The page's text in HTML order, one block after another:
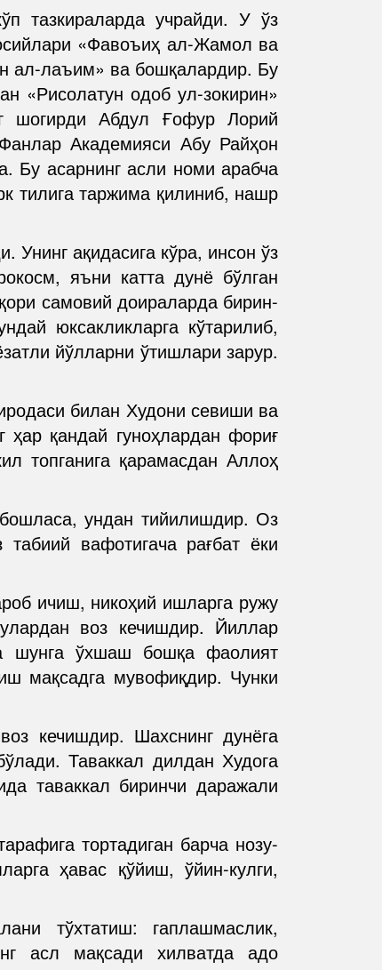
тазкираларда учрайди. У ўз
«Фавоъиҳ ал-Жамол ва
ал-лаъим» ва бошқалардир. Бу
«Рисолатун одоб ул-зокирин»
шогирди Абдул Ғофур Лорий
Академияси Абу Райҳон
Бу асарнинг асли номи арабча
тилига таржима қилиниб, нашр
Унинг ақидасига кўра, инсон ўз
яъни катта дунё бўлган
самовий доираларда бирин-
юксакликларга кўтарилиб,
йўлларни ўтишлари зарур.
билан Худони севиши ва
қандай гуноҳлардан фориғ
топганига қарамасдан Аллоҳ
ундан тийилишдир. Оз
вафотигача рағбат ёки
ичиш, никоҳий ишларга ружу
воз кечишдир. Йиллар
шунга ўхшаш бошқа фаолият
мақсадга мувофиқдир. Чунки
кечишдир. Шахснинг дунёга
Таваккал дилдан Худога
таваккал биринчи даражали
тортадиган барча нозу-
ҳавас қўйиш, ўйин-кулги,
тўхтатиш: гаплашмаслик,
асл мақсади хилватда адо